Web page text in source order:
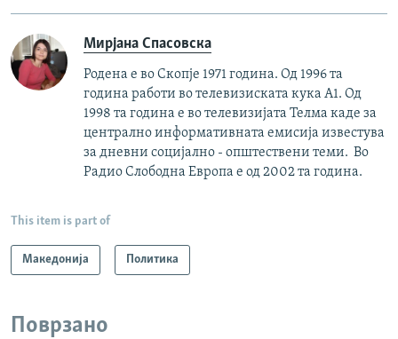
Мирјана Спасовска
Родена е во Скопје 1971 година. Од 1996 та
година работи во телевизиската кука А1. Од
1998 та година е во телевизијата Телма каде за
централно информативната емисија известува
за дневни социјално - општествени теми. Во
Радио Слободна Европа е од 2002 та година.
This item is part of
Македонија Политика
Поврзано